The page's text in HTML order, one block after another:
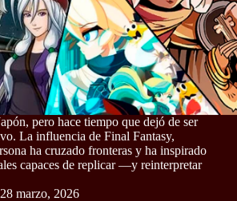
pero hace tiempo que dejó de ser
La influencia de Final Fantasy,
ha cruzado fronteras y ha inspirado
capaces de replicar —y reinterpretar
28 marzo, 2026